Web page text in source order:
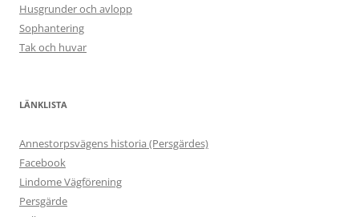
Husgrunder och avlopp
Sophantering
Tak och huvar
LÄNKLISTA
Annestorpsvägens historia (Persgärdes)
Facebook
Lindome Vägförening
Persgärde